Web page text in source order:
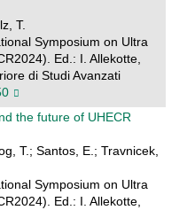
T.
Symposium on Ultra
Ed.: I. Allekotte,
di Studi Avanzati
the future of UHECR
T.; Santos, E.; Travnicek,
Symposium on Ultra
Ed.: I. Allekotte,